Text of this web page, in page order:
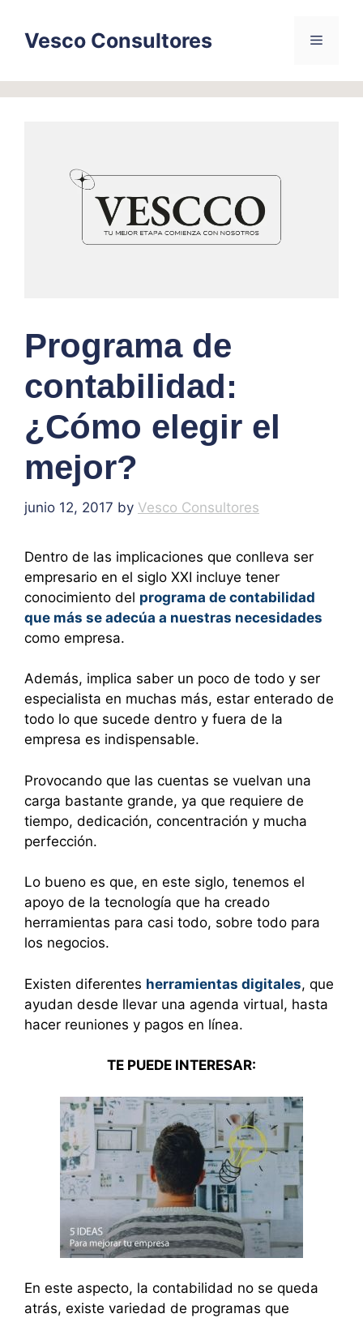
contentVesco Consultores Menu
Programa de
contabilidad:
¿Cómo elegir el
mejor?
junio 12, 2017 by Vesco Consultores
Dentro de las implicaciones que conlleva ser
empresario en el siglo XXI incluye tener
conocimiento del programa de contabilidad
que más se adecúa a nuestras necesidades
como empresa.
Además, implica saber un poco de todo y ser
especialista en muchas más, estar enterado de
todo lo que sucede dentro y fuera de la
empresa es indispensable.
Provocando que las cuentas se vuelvan una
carga bastante grande, ya que requiere de
tiempo, dedicación, concentración y mucha
perfección.
Lo bueno es que, en este siglo, tenemos el
apoyo de la tecnología que ha creado
herramientas para casi todo, sobre todo para
los negocios.
Existen diferentes herramientas digitales, que
ayudan desde llevar una agenda virtual, hasta
hacer reuniones y pagos en línea.
TE PUEDE INTERESAR:
En este aspecto, la contabilidad no se queda
atrás, existe variedad de programas que